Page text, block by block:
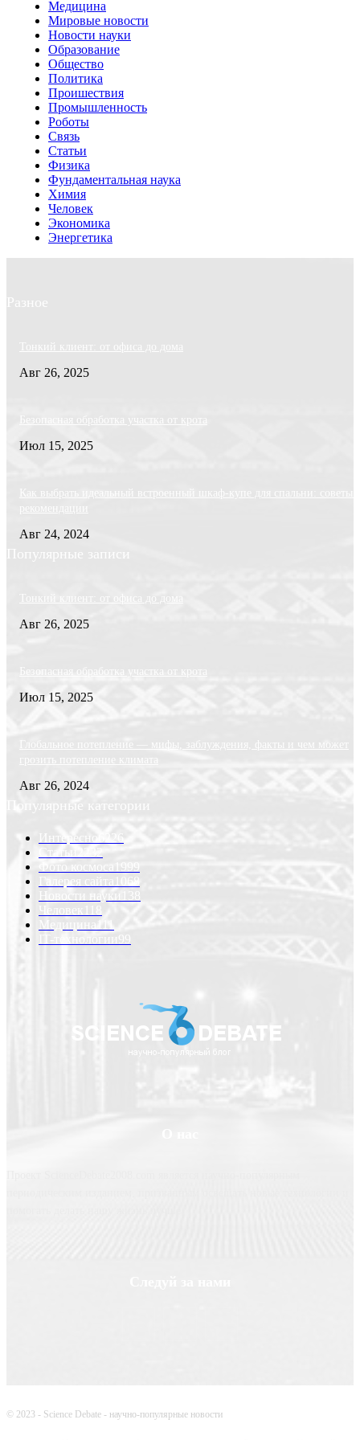
Медицина
Мировые новости
Новости науки
Образование
Общество
Политика
Проишествия
Промышленность
Роботы
Связь
Статьи
Физика
Фундаментальная наука
Химия
Человек
Экономика
Энергетика
Разное
Тонкий клиент: от офиса до дома
Авг 26, 2025
Безопасная обработка участка от крота
Июл 15, 2025
Как выбрать идеальный встроенный шкаф-купе для спальни: советы
рекомендации
Авг 24, 2024
Популярные записи
Тонкий клиент: от офиса до дома
Авг 26, 2025
Безопасная обработка участка от крота
Июл 15, 2025
Глобальное потепление — мифы, заблуждения, факты и чем может
грозить потепление климата
Авг 26, 2024
Популярные категории
Интересно
6226
Статьи
Фото космоса
1999
Галерея сайта
1068
Новости науки
Человек
118
Медицина
IT-технологии99
© 2023 - Science Debate - научно-популярные новости